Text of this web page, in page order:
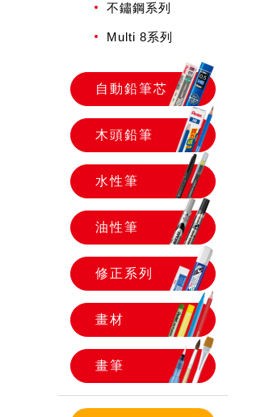
不鏽鋼系列
Multi 8系列
自動鉛筆芯
木頭鉛筆
水性筆
油性筆
修正系列
畫材
畫筆